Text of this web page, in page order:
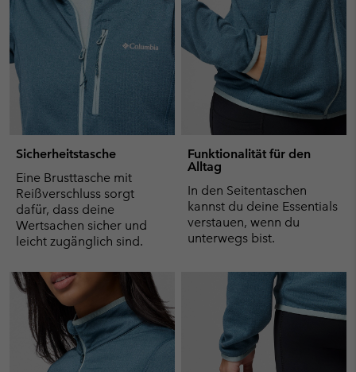
Sicherheitstasche
Eine Brusttasche mit
Reißverschluss sorgt
dafür, dass deine
Wertsachen sicher und
leicht zugänglich sind.
Funktionalität für den
Alltag
In den Seitentaschen
kannst du deine Essentials
verstauen, wenn du
unterwegs bist.